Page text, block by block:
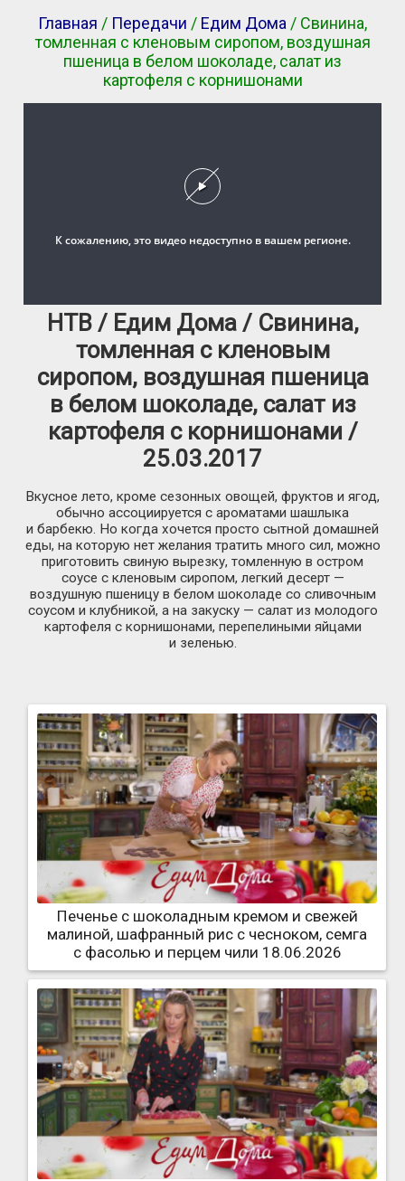
Главная / Передачи / Едим Дома / Свинина,
томленная с кленовым сиропом, воздушная
пшеница в белом шоколаде, салат из
картофеля с корнишонами
НТВ / Едим Дома / Свинина,
томленная с кленовым
сиропом, воздушная пшеница
в белом шоколаде, салат из
картофеля с корнишонами /
25.03.2017
Вкусное лето, кроме сезонных овощей, фруктов и ягод,
обычно ассоциируется с ароматами шашлыка
и барбекю. Но когда хочется просто сытной домашней
еды, на которую нет желания тратить много сил, можно
приготовить свиную вырезку, томленную в остром
соусе с кленовым сиропом, легкий десерт —
воздушную пшеницу в белом шоколаде со сливочным
соусом и клубникой, а на закуску — салат из молодого
картофеля с корнишонами, перепелиными яйцами
и зеленью.
Печенье с шоколадным кремом и свежей
малиной, шафранный рис с чесноком, семга
с фасолью и перцем чили 18.06.2026